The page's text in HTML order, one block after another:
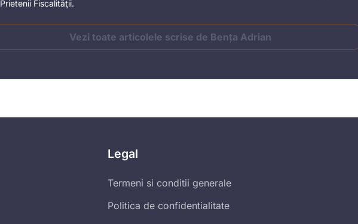
Prietenii Fiscalităţii.
Vezi toate articolele scrise de Bența Adrian
Legal
Termeni si conditii generale
Politica de confidentialitate